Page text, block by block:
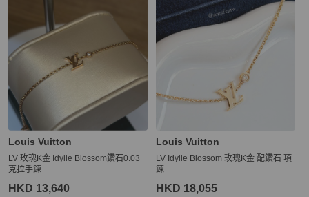
Louis Vuitton
LV 玫瑰K金 Idylle Blossom鑽石0.03
克拉手鍊
HKD 13,640
Louis Vuitton
LV Idylle Blossom 玫瑰K金 配鑽石 項
鍊
HKD 18,055